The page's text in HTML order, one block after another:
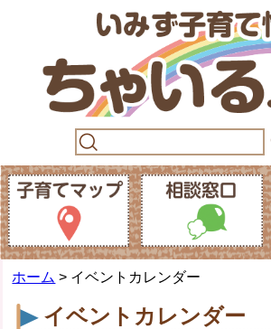
ホーム > イベントカレンダー
イベントカレンダー